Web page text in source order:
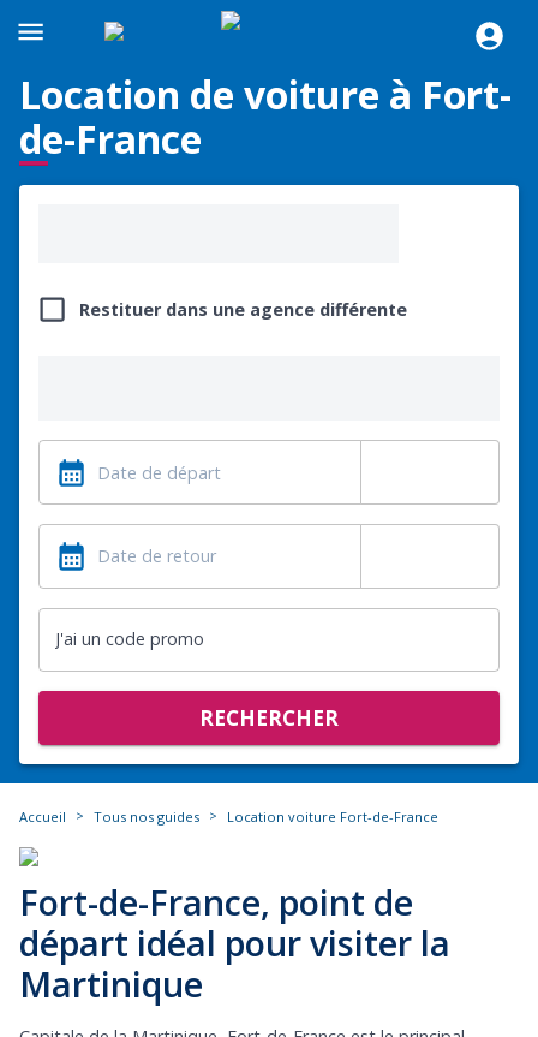
Location de voiture à Fort-
de-France
Restituer dans une agence différente
J'ai un code promo
RECHERCHER
Accueil > Tous nos guides > Location voiture Fort-de-France
Fort-de-France, point de
départ idéal pour visiter la
Martinique